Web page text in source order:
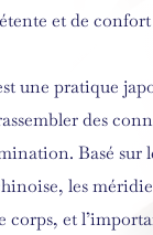
et de
une pratique
des
Basé sur
les
corps, et